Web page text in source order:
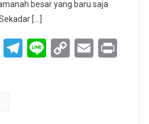
besar yang baru saja
[…]
Telegram
LineCopyEmail